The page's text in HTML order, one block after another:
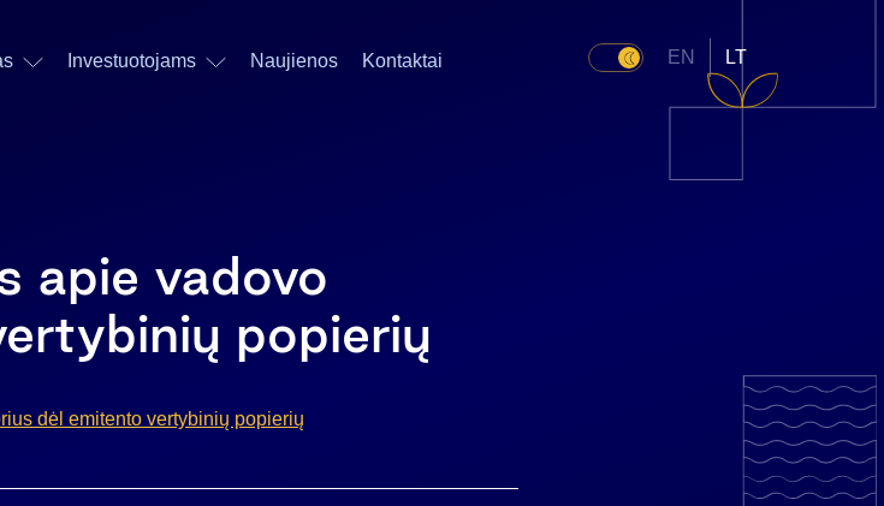
Investuotojams Naujienos Kontaktai EN LT
apie vadovo
popierių
dėl emitento vertybinių popierių